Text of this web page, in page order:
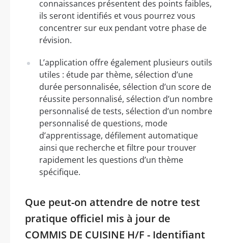
connaissances présentent des points faibles,
ils seront identifiés et vous pourrez vous
concentrer sur eux pendant votre phase de
révision.
L’application offre également plusieurs outils
utiles : étude par thème, sélection d’une
durée personnalisée, sélection d’un score de
réussite personnalisé, sélection d’un nombre
personnalisé de tests, sélection d’un nombre
personnalisé de questions, mode
d’apprentissage, défilement automatique
ainsi que recherche et filtre pour trouver
rapidement les questions d’un thème
spécifique.
Que peut-on attendre de notre test
pratique officiel mis à jour de
COMMIS DE CUISINE H/F - Identifiant